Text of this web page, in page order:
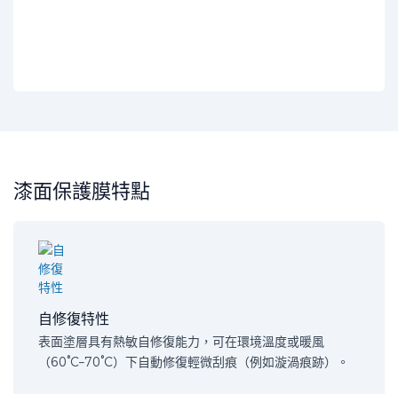
漆面保護膜特點
自修復特性
表面塗層具有熱敏自修復能力，可在環境溫度或暖風
（60°C–70°C）下自動修復輕微刮痕（例如漩渦痕跡）。